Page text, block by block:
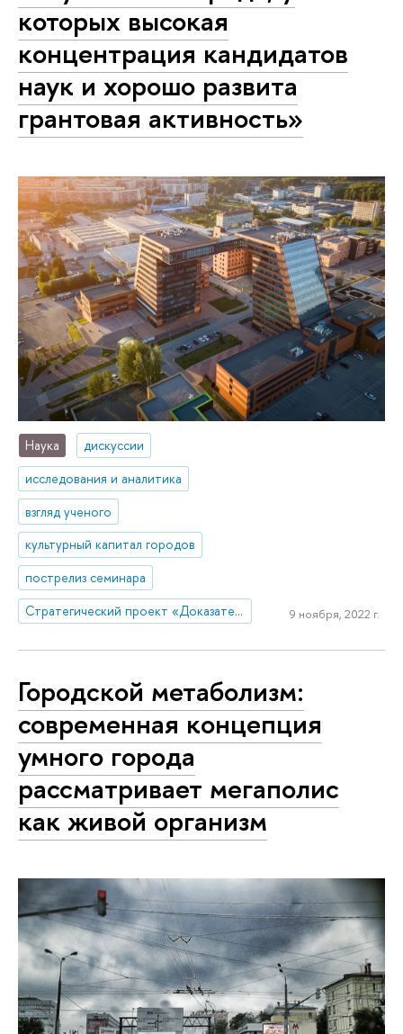
которых высокая
концентрация кандидатов
наук и хорошо развита
грантовая активность»
Наука
дискуссии
исследования и аналитика
взгляд ученого
культурный капитал городов
пострелиз семинара
Стратегический проект «Доказательная урбанистика»
9 ноября, 2022 г.
Городской метаболизм:
современная концепция
умного города
рассматривает мегаполис
как живой организм